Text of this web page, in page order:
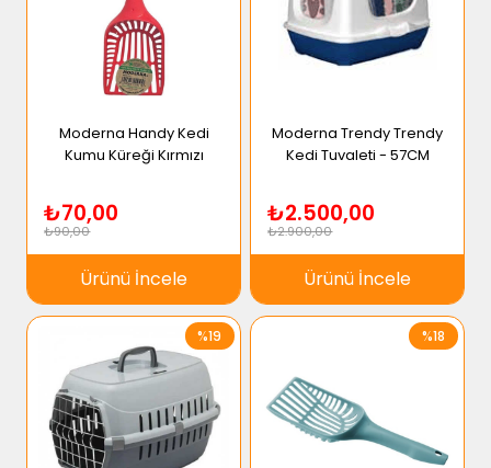
Moderna Handy Kedi
Kumu Küreği Kırmızı
₺70,00
₺90,00
Ürünü İncele
Moderna Trendy Trendy
Kedi Tuvaleti - 57CM
₺2.500,00
₺2.900,00
Ürünü İncele
%19 %18